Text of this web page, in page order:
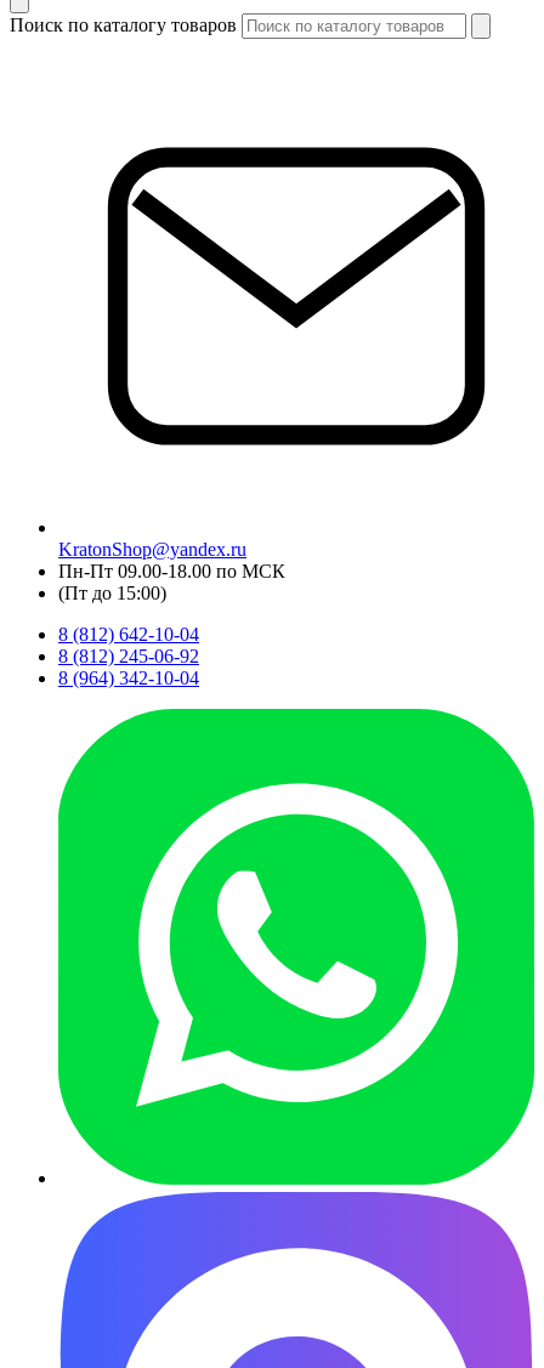
Поиск по каталогу товаров
KratonShop@yandex.ru
Пн-Пт 09.00-18.00 по МСК
(Пт до 15:00)
8 (812) 642-10-04
8 (812) 245-06-92
8 (964) 342-10-04